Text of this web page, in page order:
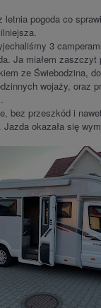
letnia pogoda co
3
Ja miałem zaszczyt
ze Świebodzina,
wojaży, oraz
bez przeszkód i
Jazda okazała się